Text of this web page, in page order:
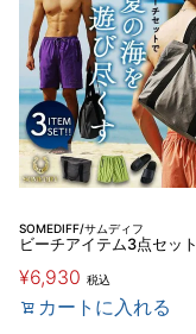
SOMEDIFF/サムディフ
ビーチアイテム3点セット
¥6,930 税込
カートに入れる